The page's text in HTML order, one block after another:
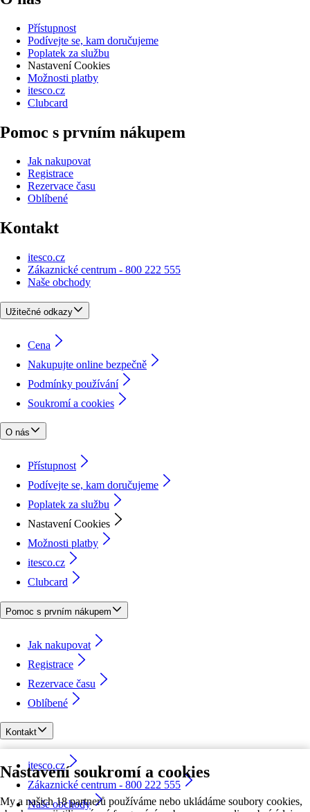
Nastavení soukromí a cookies
My a našich 18 partnerů používáme nebo ukládáme soubory cookies,
Přístupnost
Podívejte se, kam doručujeme
Poplatek za službu
Nastavení Cookies
Možnosti platby
itesco.cz
Clubcard
Pomoc s prvním nákupem
Jak nakupovat
Registrace
Rezervace času
Oblíbené
Kontakt
itesco.cz
Zákaznické centrum - 800 222 555
Naše obchody
Užitečné odkazy
Cena
Nakupujte online bezpečně
Podmínky používání
Soukromí a cookies
O nás
Přístupnost
Podívejte se, kam doručujeme
Poplatek za službu
Nastavení Cookies
Možnosti platby
itesco.cz
Clubcard
Pomoc s prvním nákupem
Jak nakupovat
Registrace
Rezervace času
Oblíbené
Kontakt
itesco.cz
Zákaznické centrum - 800 222 555
Naše obchody